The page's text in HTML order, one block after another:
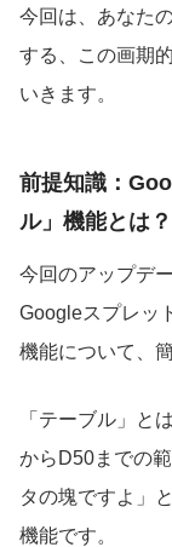
今回は、あなた
する、この画期
いきます。
前提知識：
ル」機能とは？
今回のアップデ
Googleスプレッ
機能について、
「テーブル」と
からD50までの
タの塊ですよ」
機能です。